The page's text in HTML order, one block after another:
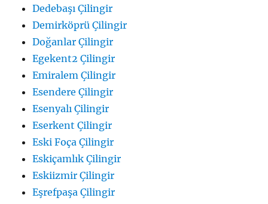
Dedebaşı Çilingir
Demirköprü Çilingir
Doğanlar Çilingir
Egekent2 Çilingir
Emiralem Çilingir
Esendere Çilingir
Esenyalı Çilingir
Eserkent Çilingir
Eski Foça Çilingir
Eskiçamlık Çilingir
Eskiizmir Çilingir
Eşrefpaşa Çilingir